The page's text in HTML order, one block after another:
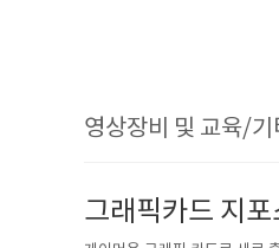
영상장비 및 교육/
그래픽카드 지